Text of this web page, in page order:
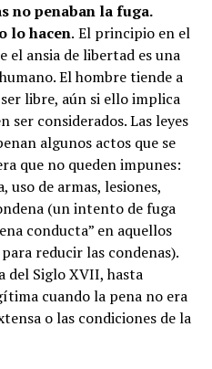
no penaban la fuga.
lo hacen. El principio en el
el ansia de libertad es una
El hombre tiende a
libre, aún si ello implica
ser considerados. Las leyes
algunos actos que se
que no queden impunes:
uso de armas, lesiones,
(un intento de fuga
conducta” en aquellos
reducir las condenas).
del Siglo XVII, hasta
cuando la pena no era
o las condiciones de la